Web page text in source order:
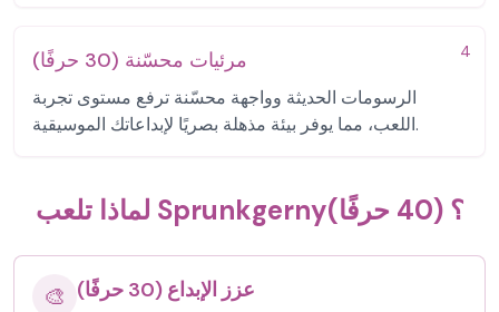
4 مرئيات محسّنة (30 حرفًا)
الرسومات الحديثة وواجهة محسّنة ترفع مستوى تجربة
اللعب، مما يوفر بيئة مذهلة بصريًا لإبداعاتك الموسيقية.
لماذا تلعب Sprunkgerny؟ (40 حرفًا)
🎨 عزز الإبداع (30 حرفًا)